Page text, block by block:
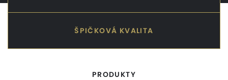
ŠPIČKOVÁ KVALITA
PRODUKTY